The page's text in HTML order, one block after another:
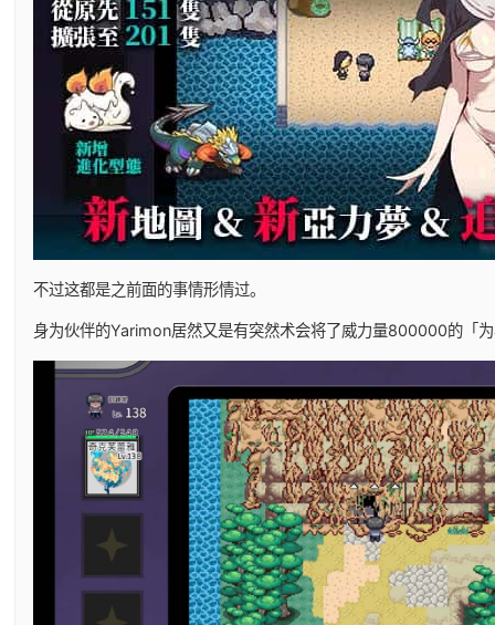
不过这都是之前面的事情形情过。
身为伙伴的Yarimon居然又是有突然术会将了威力量800000的「